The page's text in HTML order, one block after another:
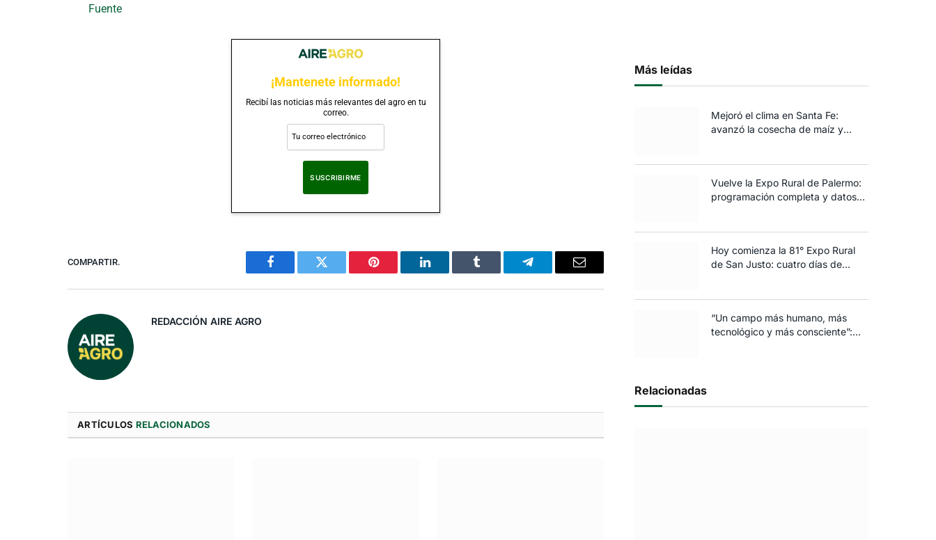
Fuente
¡Mantenete informado!
Recibí las noticias más relevantes del agro en tu
correo.
Al suscribirte, aceptas nuestraPolítica de Privacidad.
COMPARTIR.
Facebook Twitter Pinterest LinkedIn Tumblr Telegram Correo
REDACCIÓN AIRE AGRO
ARTÍCULOS RELACIONADOS
Más leídas
Mejoró el clima en Santa Fe:
avanzó la cosecha de maíz y
Vuelve la Expo Rural de Palermo:
programación completa y datos
Hoy comienza la 81° Expo Rural
de San Justo: cuatro días de
“Un campo más humano, más
tecnológico y más consciente”:
Relacionadas